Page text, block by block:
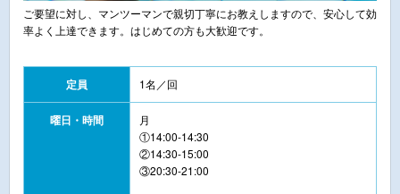
ご要望に対し、マンツーマンで親切丁寧にお教えしますので、安心して効
率よく上達できます。はじめての方も大歓迎です。
定員 1名／回
曜日・時間
月
①14:00-14:30
②14:30-15:00
③20:30-21:00